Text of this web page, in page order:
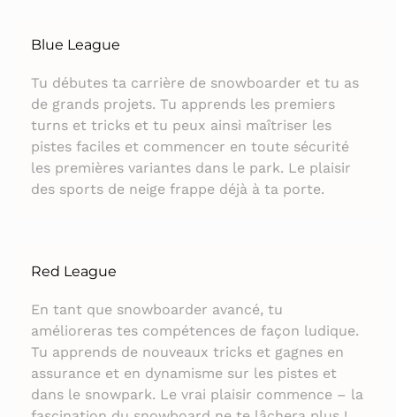
Blue League
Tu débutes ta carrière de snowboarder et tu as
de grands projets. Tu apprends les premiers
turns et tricks et tu peux ainsi maîtriser les
pistes faciles et commencer en toute sécurité
les premières variantes dans le park. Le plaisir
des sports de neige frappe déjà à ta porte.
Red League
En tant que snowboarder avancé, tu
amélioreras tes compétences de façon ludique.
Tu apprends de nouveaux tricks et gagnes en
assurance et en dynamisme sur les pistes et
dans le snowpark. Le vrai plaisir commence – la